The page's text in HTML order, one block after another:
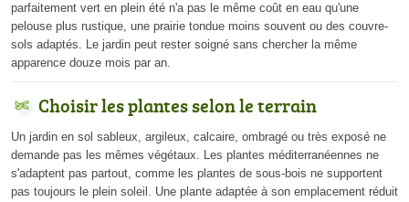
parfaitement vert en plein été n'a pas le même coût en eau qu'une
pelouse plus rustique, une prairie tondue moins souvent ou des couvre-
sols adaptés. Le jardin peut rester soigné sans chercher la même
apparence douze mois par an.
Choisir les plantes selon le terrain
Un jardin en sol sableux, argileux, calcaire, ombragé ou très exposé ne
demande pas les mêmes végétaux. Les plantes méditerranéennes ne
s'adaptent pas partout, comme les plantes de sous-bois ne supportent
pas toujours le plein soleil. Une plante adaptée à son emplacement réduit